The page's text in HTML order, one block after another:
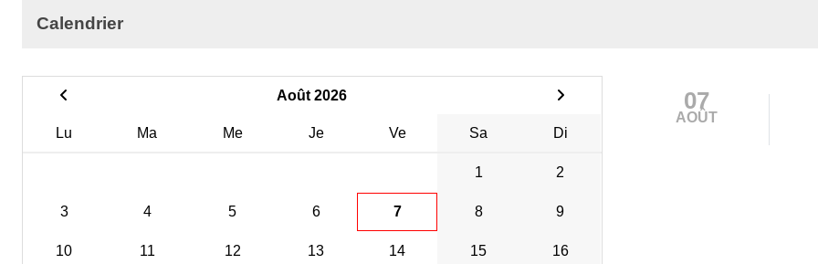
Calendrier
Août 2026
Lu Ma Me Je Ve Sa Di
1 2
3 4 5 6 7 8 9
10 11 12 13 14 15 16
07
AOÛT